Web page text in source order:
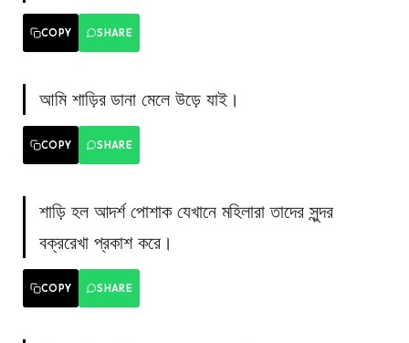
COPY SHARE
আমি শাড়ির ডানা মেলে উড়ে যাই।
COPY SHARE
শাড়ি হল আদর্শ পোশাক যেখানে মহিলারা তাদের সুন্দর
বক্ররেখা প্রকাশ করে।
COPY SHARE